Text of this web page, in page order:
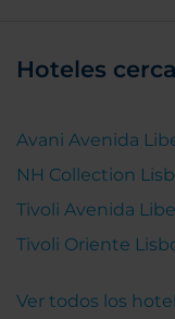
Hoteles
Avani Avenida
NH Collection
Tivoli Avenida
Tivoli Oriente
Ver todos los